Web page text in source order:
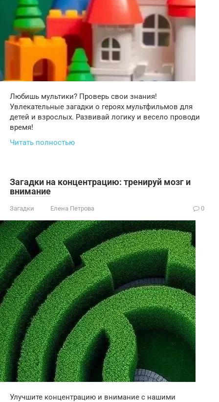
Любишь мультики? Проверь свои знания!
Увлекательные загадки о героях мультфильмов для
детей и взрослых. Развивай логику и весело проводи
время!
Читать полностью
Загадки на концентрацию: тренируй мозг и
внимание
Загадки Елена Петрова 0
Улучшите концентрацию и внимание с нашими